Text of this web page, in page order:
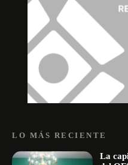
LO MÁS RECIENTE
La